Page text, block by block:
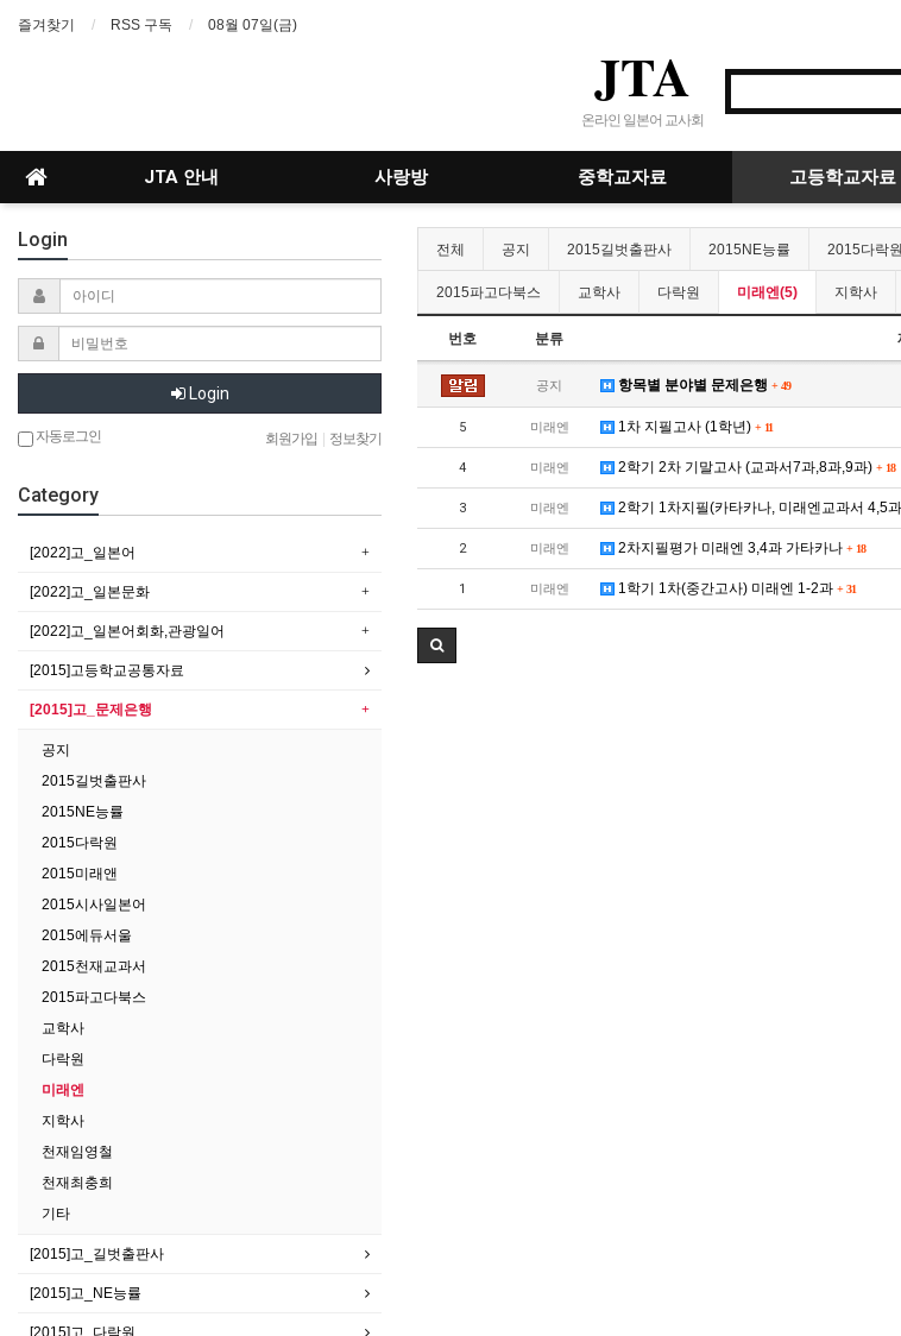
즐겨찾기 RSS 구독 08월 07일(금)
JTA
온라인 일본어 교사회
JTA 안내 사랑방 중학교자료 고등학교자료
전체 공지 2015길벗출판사 2015NE능률 2015다락원
2015파고다북스 교학사 다락원 미래엔(5) 지학사
번호 분류
공지 항목별 분야별 문제은행 + 49
5 미래엔 1차 지필고사 (1학년) + 11
4 미래엔 2학기 2차 기말고사 (교과서7과,8과,9과) + 18
3 미래엔 2학기 1차지필(카타카나, 미래엔교과서 4,5
2 미래엔 2차지필평가 미래엔 3,4과 가타카나 + 18
1 미래엔 1학기 1차(중간고사) 미래엔 1-2과 + 31
Login
Login
자동로그인 회원가입 정보찾기
Category
[2022]고_일본어
[2022]고_일본문화
[2022]고_일본어회화,관광일어
[2015]고등학교공통자료
[2015]고_문제은행
공지
2015길벗출판사
2015NE능률
2015다락원
2015미래앤
2015시사일본어
2015에듀서울
2015천재교과서
2015파고다북스
교학사
다락원
미래엔
지학사
천재임영철
천재최충희
기타
[2015]고_길벗출판사
[2015]고_NE능률
[2015]고_다락원